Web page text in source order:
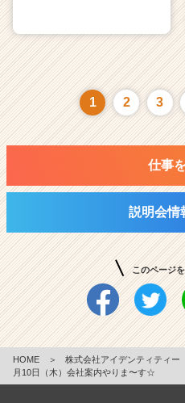
1 2 3
仕事
説明会情
このページ
HOME ＞ 株式会社アイデンティティー
月10日（木）会社案内やりま〜す☆